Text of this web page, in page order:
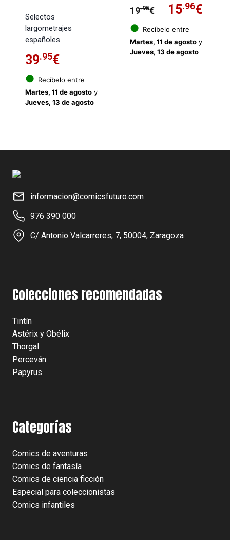
Selectos
largometrajes
españoles
39.95€
● Recíbelo entre
Martes, 11 de agostoy
Jueves, 13 de agosto
19.95€
El
precio
original
15.96€El
● Recíbelo entre
Martes, 11 de agostoy
Jueves, 13 de agosto
informacion@comicsfuturo.com
976 390 000
C/ Antonio Valcarreres, 7, 50004, Zaragoza
Colecciones recomendadas
Tintín
Astérix y Obélix
Thorgal
Perceván
Papyrus
Categorías
Comics de aventuras
Comics de fantasía
Comics de ciencia ficción
Especial para coleccionistas
Comics infantiles